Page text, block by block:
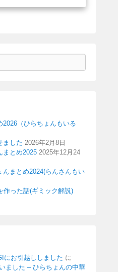
2026（ひらちょんもいる
ました 2026年2月8日
まとめ2025 2025年12月24
まとめ2024(らんさんもい
作った話(ギミック解説)
にお引越ししました に
ました – ひらちょんの中華